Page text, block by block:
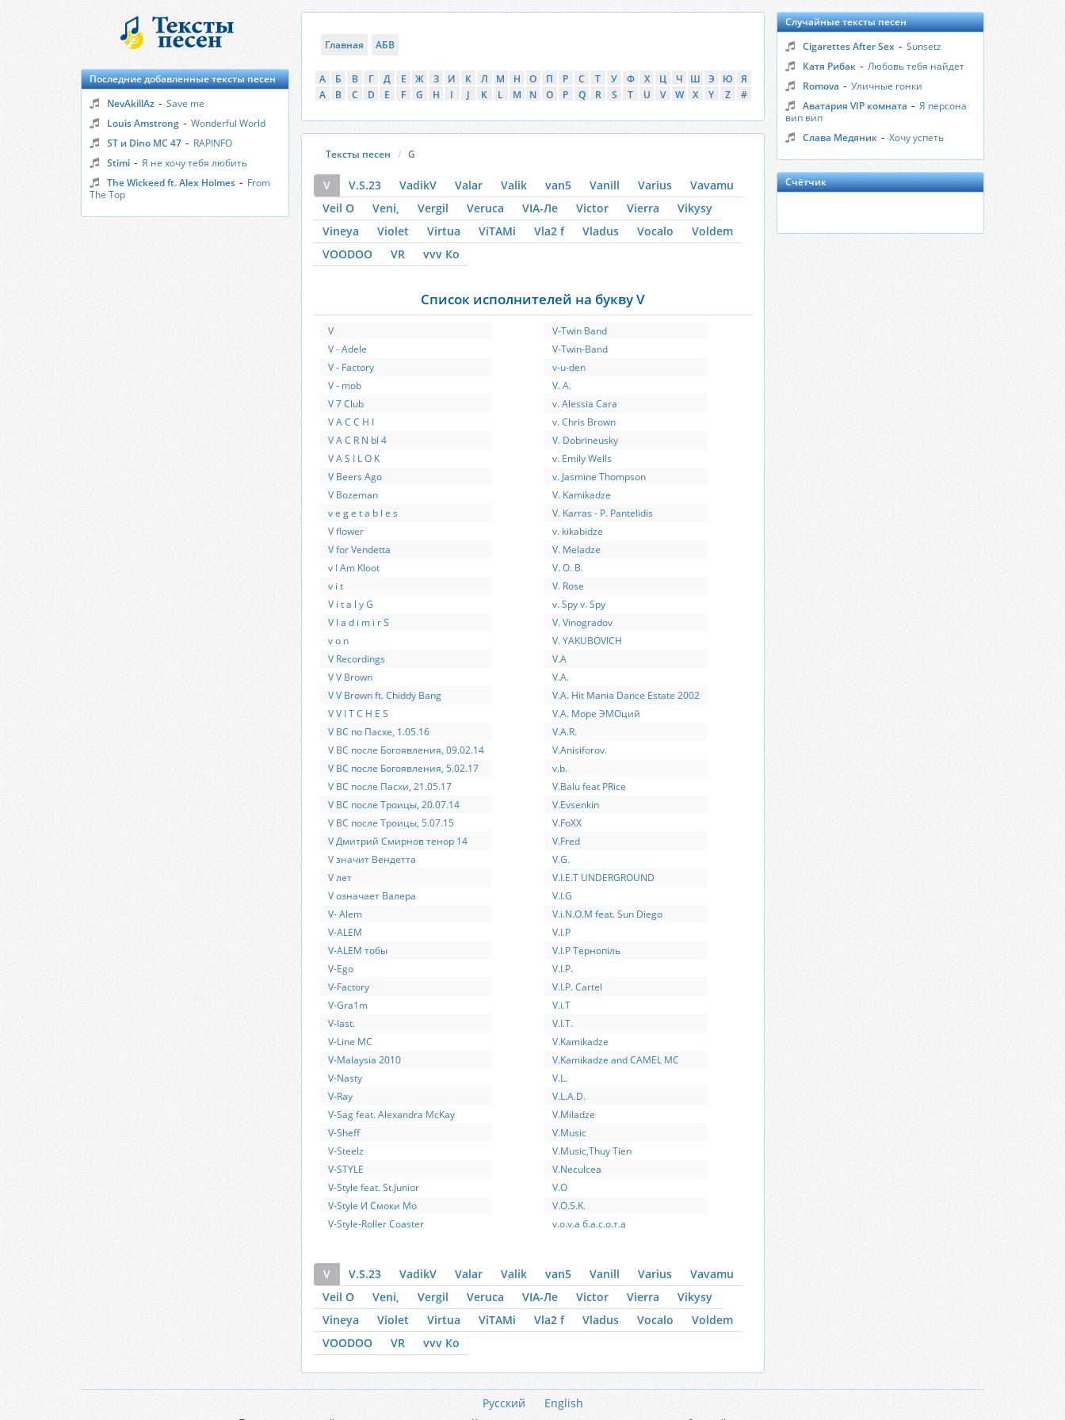
Главная АБВ
А Б В Г Д Е Ж З И К Л М Н О П Р С Т У Ф Х Ц Ч Ш Э Ю
Я
A
B C D E F G H I J K L M N O P Q R S T U V W X Y Z #
Тексты песен G
V V.S.23 VadikV Valar Valik van5 Vanill Varius
Vavamu
Veil O
Veni, Vergil Veruca VIA-Ле Victor Vierra
Vikysy
Vineya
Violet Virtua ViTAMi Vla2 f Vladus Vocalo
Voldem
VOODOO
VR vvv Ко
Список исполнителей на букву V
V
V - Adele
V - Factory
V - mob
V 7 Club
V A C C H I
V A C R N bl 4
V A S I L O K
V Beers Ago
V Bozeman
v e g e t a b l e s
V flower
V for Vendetta
v I Am Kloot
v i t
V i t a l y G
V l a d i m i r S
v o n
V Recordings
V V Brown
V V Brown ft. Chiddy Bang
V V I T C H E S
V ВС по Пасхе, 1.05.16
V ВС после Богоявления, 09.02.14
V ВС после Богоявления, 5.02.17
V ВС после Пасхи, 21.05.17
V ВС после Троицы, 20.07.14
V ВС после Троицы, 5.07.15
V Дмитрий Смирнов тенор 14
V значит Вендетта
V лет
V означает Валера
V- Alem
V-ALEM
V-ALEM тобы
V-Ego
V-Factory
V-Gra1m
V-last.
V-Line MC
V-Malaysia 2010
V-Nasty
V-Ray
V-Sag feat. Alexandra McKay
V-Sheff
V-Steelz
V-STYLE
V-Style feat. St.Junior
V-Style И Смоки Мо
V-Style-Roller Coaster
V-Twin Band
V-Twin-Band
v-u-den
V. A.
v. Alessia Cara
v. Chris Brown
V. Dobrineusky
v. Emily Wells
v. Jasmine Thompson
V. Kamikadze
V. Karras - P. Pantelidis
v. kikabidze
V. Meladze
V. O. B.
V. Rose
v. Spy v. Spy
V. Vinogradov
V. YAKUBOVICH
V.A
V.A.
V.A. Hit Mania Dance Estate 2002
V.A. Море ЭМОций
V.A.R.
V.Anisiforov.
v.b.
V.Balu feat PRice
V.Evsenkin
V.FoXX
V.Fred
V.G.
V.I.E.T UNDERGROUND
V.I.G
V.i.N.O.M feat. Sun Diego
V.I.P
V.I.P Тернопіль
V.I.P.
V.I.P. Cartel
V.i.T
V.I.T.
V.Kamikadze
V.Kamikadze and CAMEL MC
V.L.
V.L.A.D.
V.Miladze
V.Music
V.Music,Thuy Tien
V.Neculcea
V.O
V.O.S.K.
v.o.v.a б.а.с.о.т.а
V V.S.23 VadikV Valar Valik van5 Vanill Varius
Vavamu
Veil O
Veni, Vergil Veruca VIA-Ле Victor Vierra
Vikysy
Vineya
Violet Virtua ViTAMi Vla2 f Vladus Vocalo
Voldem
VOODOO
VR vvv Ко
Последние добавленные тексты песен
NevAkillAz - Save me
Louis Amstrong - Wonderful World
ST и Dino MC 47 - RAPINFO
Stimi - Я не хочу тебя любить
The Wickeed ft. Alex Holmes - From
The Top
Случайные тексты песен
Cigarettes After Sex - Sunsetz
Катя Рибак - Любовь тебя найдет
Romova - Уличные гонки
Аватария VIP комната - Я персона
вип вип
Слава Медяник - Хочу успеть
Счётчик
Русский English